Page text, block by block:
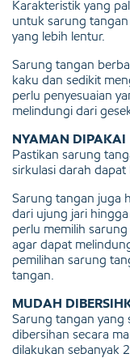
Karakteristik yang
untuk sarung
yang lebih lentur.
Sarung tangan
kaku dan sedikit
perlu penyesuaian
melindungi dari
NYAMAN DIPAKAI
Pastikan sarung
sirkulasi darah dapat
Sarung tangan juga
dari ujung jari
perlu memilih
agar dapat
pemilihan sarung
tangan.
MUDAH
Sarung tangan yang
dibersihan secara
dilakukan sebanyak